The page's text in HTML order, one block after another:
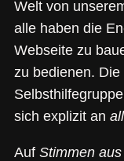
Welt von
alle haben die
Webseite zu
zu bedienen.
sich explizit an
Auf Stimmen